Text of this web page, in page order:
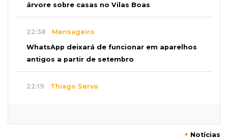
árvore sobre casas no Vilas Boas
22:38 Mensageiro
WhatsApp deixará de funcionar em aparelhos
antigos a partir de setembro
22:19 Thiago Servo
+ Notícias